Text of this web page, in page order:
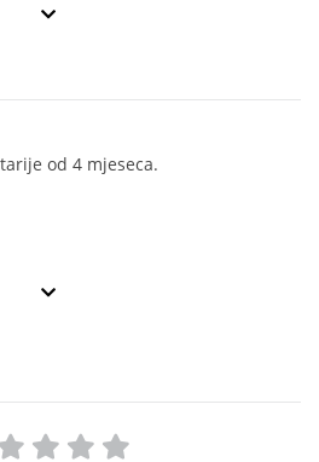
od 4 mjeseca.